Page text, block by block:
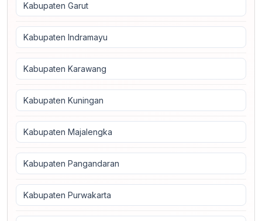
Kabupaten Garut
Kabupaten Indramayu
Kabupaten Karawang
Kabupaten Kuningan
Kabupaten Majalengka
Kabupaten Pangandaran
Kabupaten Purwakarta